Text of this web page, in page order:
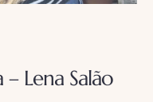
Lena Salão